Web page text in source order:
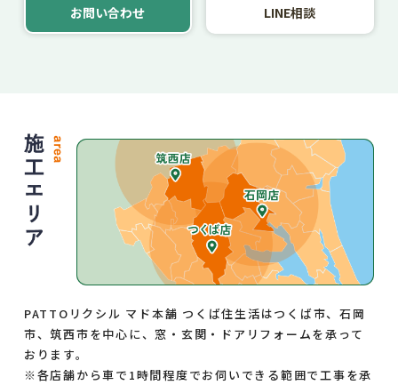
お問い合わせ LINE相談
PATTOリクシル マド本舗 つくば住生活はつくば市、石岡
市、筑西市を中心に、窓・玄関・ドアリフォームを承って
おります。
※各店舗から車で1時間程度でお伺いできる範囲で工事を承